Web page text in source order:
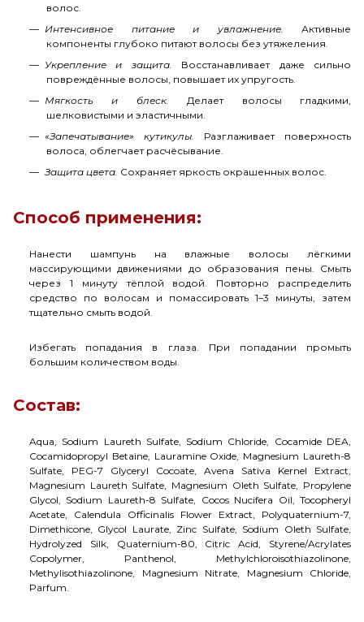
волос.
Интенсивное питание и увлажнение.
Активные
компоненты глубоко питают волосы без утяжеления.
Укрепление и защита.
Восстанавливает даже сильно
повреждённые волосы, повышает их упругость.
Мягкость и блеск.
Делает волосы гладкими,
шелковистыми и эластичными.
«Запечатывание» кутикулы.
Разглаживает поверхность
волоса, облегчает расчёсывание.
Защита цвета. Сохраняет яркость окрашенных волос.
Способ применения:
Нанести шампунь на влажные волосы лёгкими
массирующими движениями до образования пены. Смыть
через 1 минуту тёплой водой. Повторно распределить
средство по волосам и помассировать 1–3 минуты, затем
тщательно смыть водой.
Избегать попадания в глаза. При попадании промыть
большим количеством воды.
Состав:
Aqua, Sodium Laureth Sulfate, Sodium Chloride, Cocamide DEA,
Cocamidopropyl Betaine, Lauramine Oxide, Magnesium Laureth-8
Sulfate, PEG-7 Glyceryl Cocoate, Avena Sativa Kernel Extract,
Magnesium Laureth Sulfate, Magnesium Oleth Sulfate, Propylene
Glycol, Sodium Laureth-8 Sulfate, Cocos Nucifera Oil, Tocopheryl
Acetate, Calendula Officinalis Flower Extract, Polyquaternium-7,
Dimethicone, Glycol Laurate, Zinc Sulfate, Sodium Oleth Sulfate,
Hydrolyzed Silk, Quaternium-80, Citric Acid, Styrene/Acrylates
Copolymer, Panthenol, Methylchloroisothiazolinone,
Methylisothiazolinone, Magnesium Nitrate, Magnesium Chloride,
Parfum.